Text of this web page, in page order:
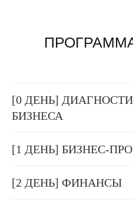
[0 ДЕНЬ]
БИЗНЕСА
[1 ДЕНЬ] БИЗНЕС-
[2 ДЕНЬ] ФИНАНСЫ